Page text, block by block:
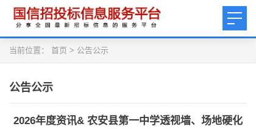
当前位置： 首页 > 公告公示
公告公示
2026年度资讯& 农安县第一中学透视墙、场地硬化